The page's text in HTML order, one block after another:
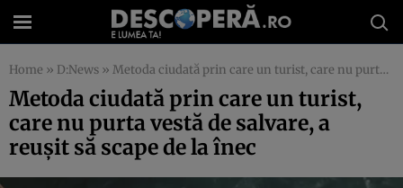
Home » D:News » Metoda ciudată prin care un turist, care nu purta vestă de salvare, a reuşit să scape de la înec
Metoda ciudată prin care un turist,
care nu purta vestă de salvare, a
reuşit să scape de la înec